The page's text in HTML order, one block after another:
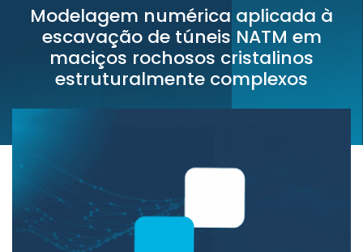
Modelagem numérica aplicada à
escavação de túneis NATM em
maciços rochosos cristalinos
estruturalmente complexos